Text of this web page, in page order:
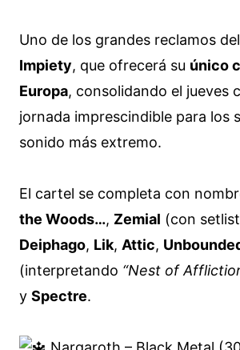
Uno de los grandes reclamos
Impiety, que ofrecerá su único
Europa, consolidando el jueves
jornada imprescindible para los
sonido más extremo.
El cartel se completa con
the Woods…, Zemial (con
Deiphago, Lik, Attic,
(interpretando “Nest of
y Spectre.